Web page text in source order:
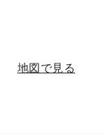
地図で見る